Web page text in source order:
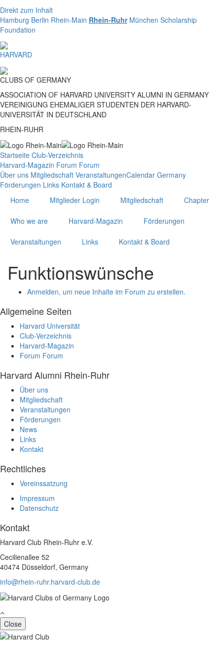
Direkt zum Inhalt
Hamburg Berlin Rhein-Main Rhein-Ruhr München Scholarship
Foundation
HARVARD
CLUBS OF GERMANY
ASSOCIATION OF HARVARD UNIVERSITY ALUMNI IN GERMANY
VEREINIGUNG EHEMALIGER STUDENTEN DER HARVARD-
UNIVERSITÄT IN DEUTSCHLAND
RHEIN-RUHR
Startseite Club-Verzeichnis
Harvard-Magazin Forum Forum
Über uns Mitgliedschaft VeranstaltungenCalendar Germany
Förderungen Links Kontakt & Board
Home
Mitglieder Login Mitgliedschaft Chapter
Who we are Harvard-Magazin Förderungen
Veranstaltungen Links Kontakt & Board
Funktionswünsche
Anmelden, um neue Inhalte im Forum zu erstellen.
Allgemeine Seiten
Harvard Universität
Club-Verzeichnis
Harvard-Magazin
Forum Forum
Harvard Alumni Rhein-Ruhr
Über uns
Mitgliedschaft
Veranstaltungen
Förderungen
News
Links
Kontakt
Rechtliches
Vereinssatzung
Impressum
Datenschutz
Kontakt
Harvard Club Rhein-Ruhr e.V.
Cecilienallee 52
40474 Düsseldorf, Germany
info@rhein-ruhr.harvard-club.de
Close